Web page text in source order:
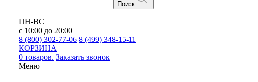
Поиск
ПН-ВС
с 10:00 до 20:00
8 (800) 302-77-06 8 (499) 348-15-11
КОРЗИНА
0 товаров. Заказать звонок
Меню